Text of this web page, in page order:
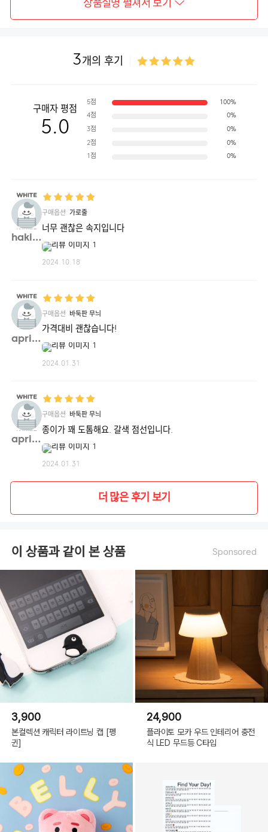
OPTION
바둑판 무늬 / 가로줄 / 공백
상품설명 펼쳐서 보기
3개의 후기
구매자 평점
5.0
5점 100%
4점 0%
3점 0%
2점 0%
1점 0%
hakim**
구매옵션 가로줄
너무 괜찮은 속지입니다
2024.10.18
april**
구매옵션 바둑판 무늬
가격대비 괜찮습니다!
2024.01.31
april**
구매옵션 바둑판 무늬
종이가 꽤 도톰해요. 갈색 점선입니다.
2024.01.31
더 많은 후기 보기
이 상품과 같이 본 상품 Sponsored
3,900
본컬렉션 캐릭터 라이트닝 캡 [펭
귄]
24,900
플라이토 모카 우드 인테리어 충전
식 LED 무드등 C타입